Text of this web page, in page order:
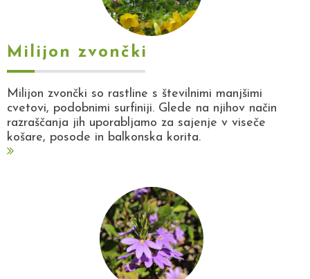
Milijon zvončki
Milijon zvončki so rastline s številnimi manjšimi
cvetovi, podobnimi surfiniji. Glede na njihov način
razraščanja jih uporabljamo za sajenje v viseče
košare, posode in balkonska korita.